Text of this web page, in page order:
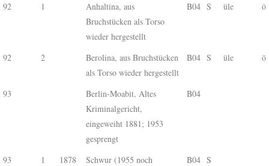
92 1
Anhaltina, aus
Bruchstücken als Torso
wieder hergestellt
B04 S üle ö
92 2
Berolina, aus Bruchstücken
als Torso wieder hergestellt
B04 S üle ö
93
Berlin-Moabit, Altes
Kriminalgericht,
eingeweiht 1881; 1953
gesprengt
B04
93 1 1878
Schwur (1955 noch
B04 S